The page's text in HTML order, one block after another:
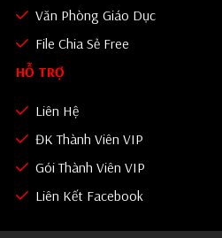
Văn Phòng Giáo Dục
File Chia Sẻ Free
HỖ TRỢ
Liên Hệ
ĐK Thành Viên VIP
Gói Thành Viên VIP
Liên Kết Facebook